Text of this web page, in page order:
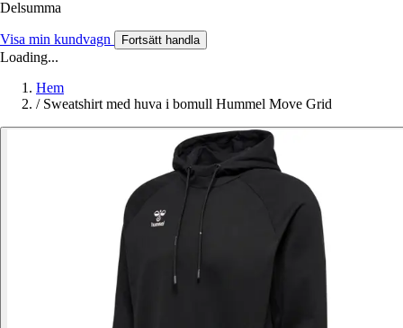
Delsumma
Visa min kundvagn Fortsätt handla
Loading...
Hem
/ Sweatshirt med huva i bomull Hummel Move Grid